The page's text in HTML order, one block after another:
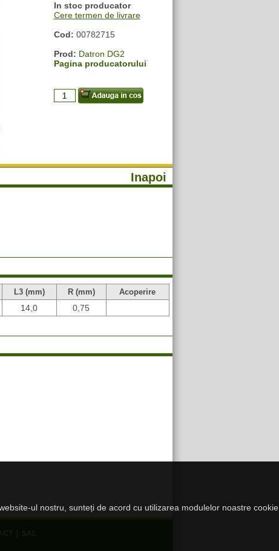
In stoc producator
Cere termen de livrare
Cod: 00782715
Prod: Datron DG2
Pagina producatorului
Inapoi
L3 (mm) R (mm) Acoperire
14,0 0,75
| SAL
ul nostru, sunteți de acord cu utilizarea modulelor noastre